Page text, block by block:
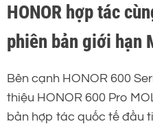
HONOR hợp tác
phiên bản giới hạn
Bên cạnh HONOR 600
thiệu HONOR 600 Pro
bản hợp tác quốc tế đầu